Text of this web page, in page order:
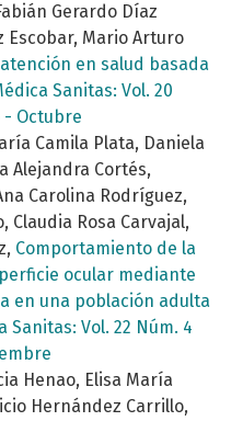
Gerardo Díaz
Escobar, Mario Arturo
atención en salud basada
Sanitas: Vol. 20
- Octubre
Camila Plata, Daniela
Alejandra Cortés,
Carolina Rodríguez,
Claudia Rosa Carvajal,
Comportamiento de la
ocular mediante
en una población adulta
Sanitas: Vol. 22 Núm. 4
Henao, Elisa María
Hernández Carrillo,